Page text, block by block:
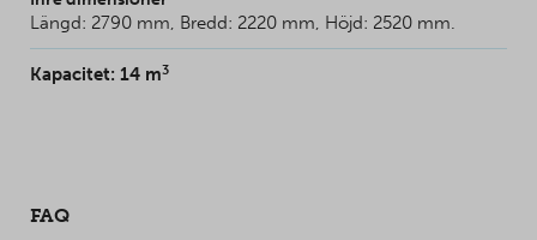
Längd: 2790 mm, Bredd: 2220 mm, Höjd: 2520 mm.
Kapacitet: 14 m3
FAQ